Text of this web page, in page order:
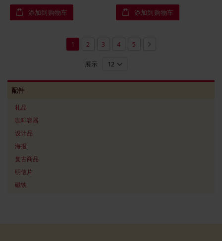
添加到购物车 添加到购物车
页您目前正在阅读页面
1 页
2 页
3 页
4 页
5 页下一个
展示
配件
礼品
咖啡容器
设计品
海报
复古商品
明信片
磁铁